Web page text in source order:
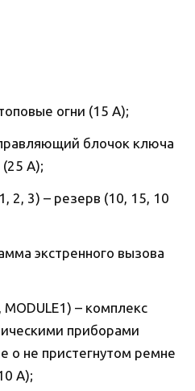
огни (15 А);
блочок ключа
(25 А);
2, 3) – резерв (10, 15, 10
экстренного вызова
MODULE1) – комплекс
приборами
о не пристегнутом ремне
А);